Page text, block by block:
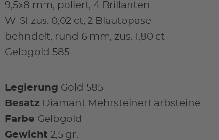
9,5x8 mm, poliert, 4 Brillanten
W-SI zus. 0,02 ct, 2 Blautopase
behndelt, rund 6 mm, zus. 1,80 ct
Gelbgold 585
Legierung Gold 585
Besatz Diamant MehrsteinerFarbsteine
Farbe Gelbgold
Gewicht 2,5 gr.